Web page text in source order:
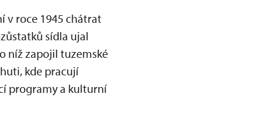
v roce 1945 chátrat
sídla ujal
níž zapojil tuzemské
kde pracují
programy a kulturní